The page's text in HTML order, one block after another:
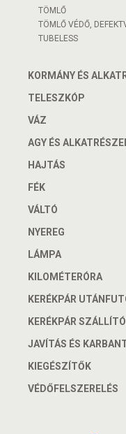
TÖMLŐ
TÖMLŐ VÉDŐ,
TUBELESS
KORMÁNY ÉS
TELESZKÓP
VÁZ
AGY ÉS ALKATRÉSZEI
HAJTÁS
FÉK
VÁLTÓ
NYEREG
LÁMPA
KILOMÉTERÓRA
KERÉKPÁR
KERÉKPÁR
JAVÍTÁS ÉS
KIEGÉSZÍTŐK
VÉDŐFELSZERELÉS